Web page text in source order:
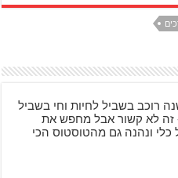
רוכב בשביל לחיות וחי בשביל
זה לא קשור אבל מחפש את
כלי ונהנה גם מהטוסטוס הכי